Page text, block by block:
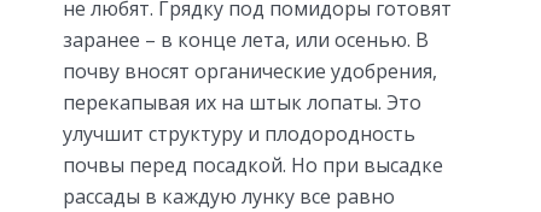
не любят. Грядку под помидоры готовят
заранее – в конце лета, или осенью. В
почву вносят органические удобрения,
перекапывая их на штык лопаты. Это
улучшит структуру и плодородность
почвы перед посадкой. Но при высадке
рассады в каждую лунку все равно